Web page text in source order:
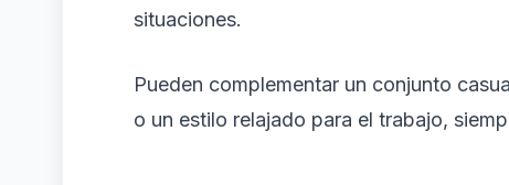
situaciones.
Pueden complementar un conjunto
o un estilo relajado para el trabajo,